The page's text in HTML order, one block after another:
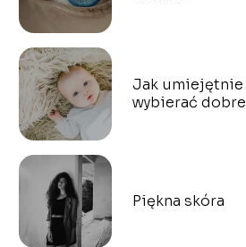
Jak umiejętnie
wybierać dobre
Piękna skóra